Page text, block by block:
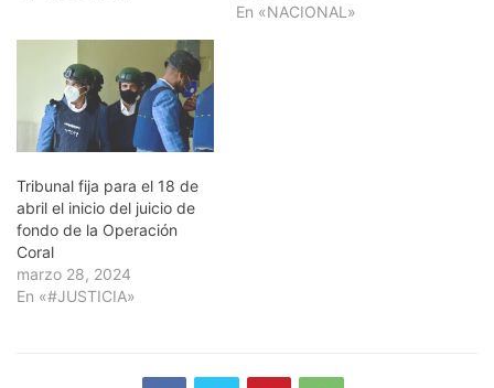
En «NACIONAL»
Tribunal fija para el 18 de
abril el inicio del juicio de
fondo de la Operación
Coral
marzo 28, 2024
En «#JUSTICIA»